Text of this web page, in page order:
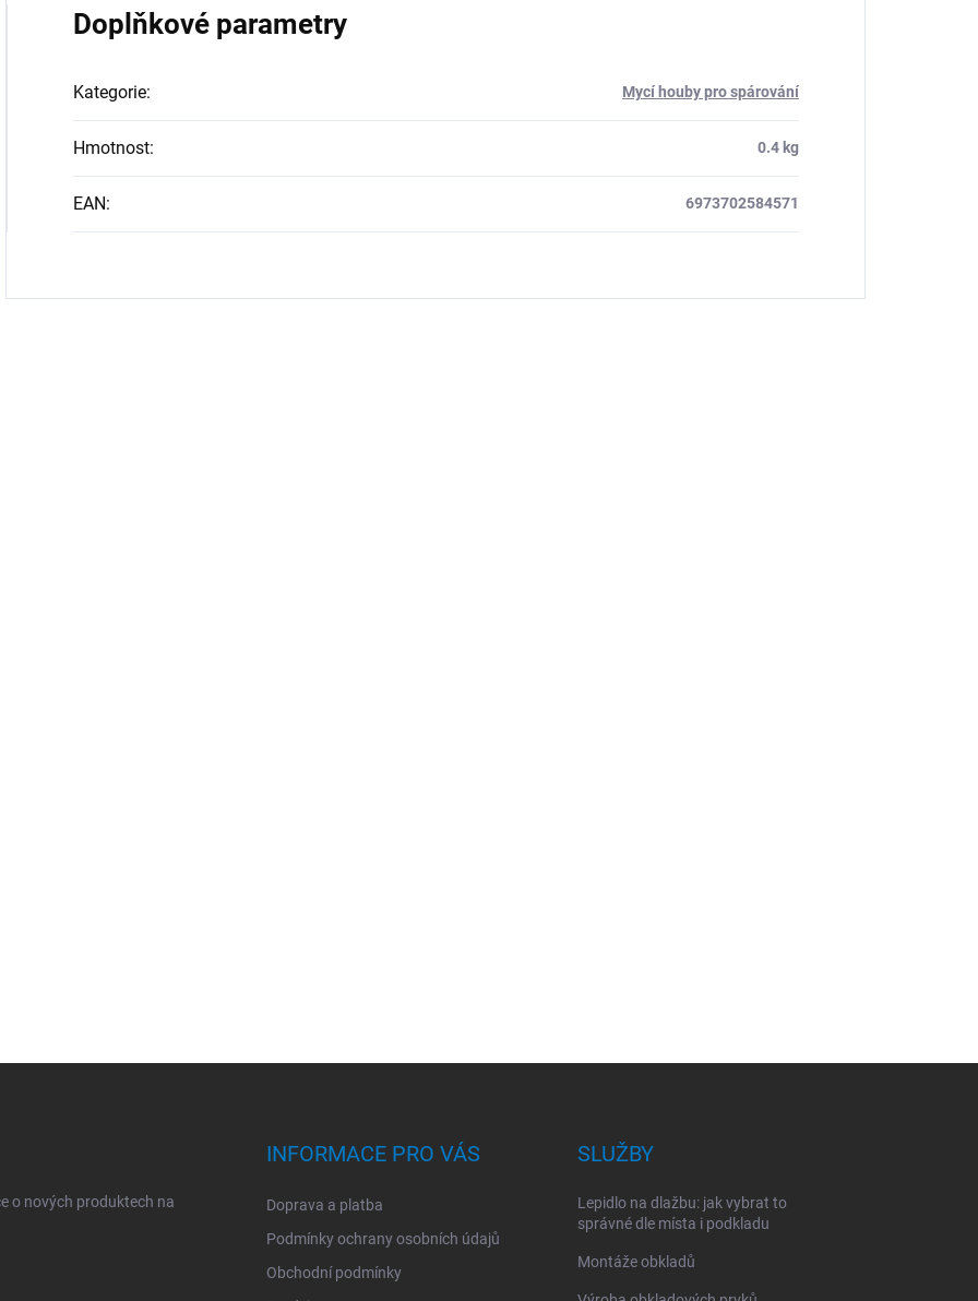
Doplňkové parametry
Kategorie: Mycí houby pro spárování
Hmotnost: 0.4 kg
EAN: 6973702584571
o nových produktech na
INFORMACE PRO VÁS
Doprava a platba
Podmínky ochrany osobních údajů
Obchodní podmínky
SLUŽBY
Lepidlo na dlažbu: jak vybrat to
správné dle místa i podkladu
Montáže obkladů